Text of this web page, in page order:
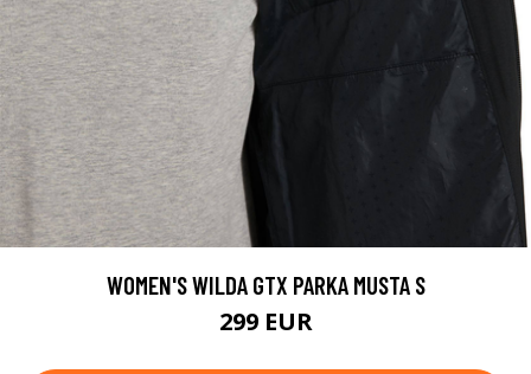
WOMEN'S WILDA GTX PARKA MUSTA S
299 EUR